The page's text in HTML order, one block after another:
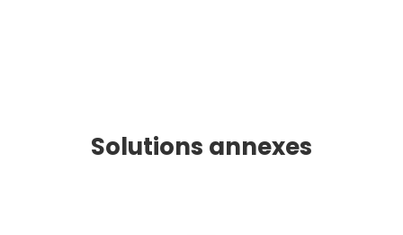
Solutions annexes